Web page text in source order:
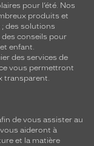
pour l’été. Nos
produits et
; des solutions
des conseils pour
enfant.
des services de
vous permettront
transparent.
de vous assister au
aideront à
et la matière